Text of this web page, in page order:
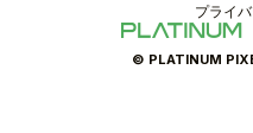
PIXEL SHOP
プライ
© PLATINUM